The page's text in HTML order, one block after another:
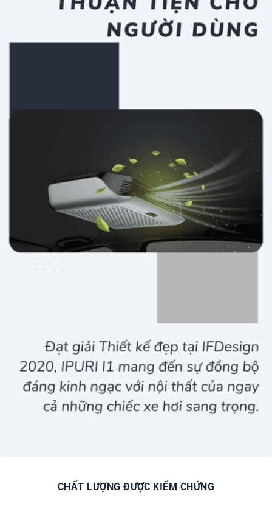
CHẤT LƯỢNG ĐƯỢC KIỂM CHỨNG